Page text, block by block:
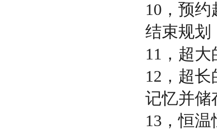
10，预
结束规划
11，超
12，超
记忆并储
13，恒